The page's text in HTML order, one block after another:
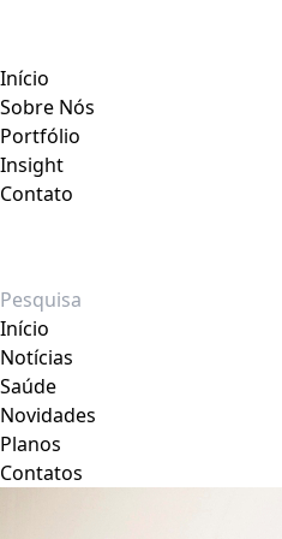
Início
Sobre Nós
Portfólio
Insight
Contato
Início
Notícias
Saúde
Novidades
Planos
Contatos